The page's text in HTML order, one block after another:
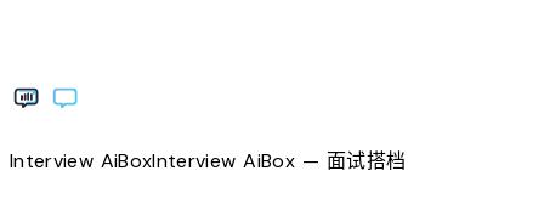
Interview AiBoxInterviewAiBox— 面试搭档